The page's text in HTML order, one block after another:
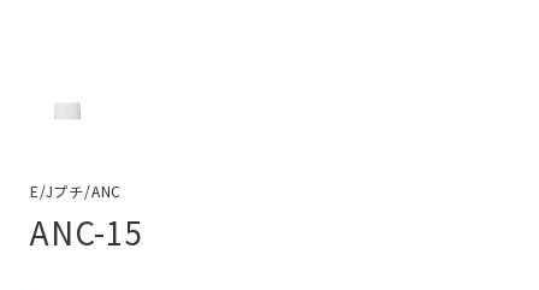
E/Jプチ/ANC
ANC-15